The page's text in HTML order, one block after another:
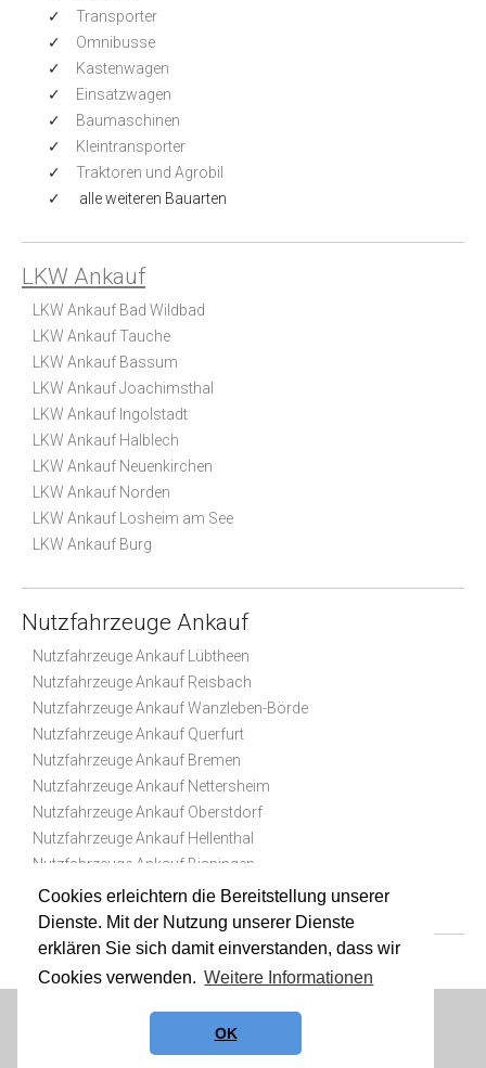
Cookies erleichtern die Bereitstellung unserer
Dienste. Mit der Nutzung unserer Dienste
erklären Sie sich damit einverstanden, dass wir
Cookies verwenden. Weitere Informationen
OK
Transporter
Omnibusse
Kastenwagen
Einsatzwagen
Baumaschinen
Kleintransporter
Traktoren und Agrobil
alle weiteren Bauarten
LKW Ankauf
LKW Ankauf Bad Wildbad
LKW Ankauf Tauche
LKW Ankauf Bassum
LKW Ankauf Joachimsthal
LKW Ankauf Ingolstadt
LKW Ankauf Halblech
LKW Ankauf Neuenkirchen
LKW Ankauf Norden
LKW Ankauf Losheim am See
LKW Ankauf Burg
Nutzfahrzeuge Ankauf
Nutzfahrzeuge Ankauf Lübtheen
Nutzfahrzeuge Ankauf Reisbach
Nutzfahrzeuge Ankauf Wanzleben-Börde
Nutzfahrzeuge Ankauf Querfurt
Nutzfahrzeuge Ankauf Bremen
Nutzfahrzeuge Ankauf Nettersheim
Nutzfahrzeuge Ankauf Oberstdorf
Nutzfahrzeuge Ankauf Hellenthal
Nutzfahrzeuge Ankauf Bispingen
Nutzfahrzeuge Ankauf Bruchsal
|Impressum